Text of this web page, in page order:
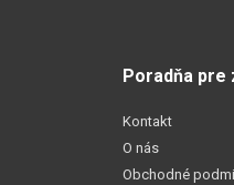
Poradňa pre
Kontakt
O nás
Obchodné